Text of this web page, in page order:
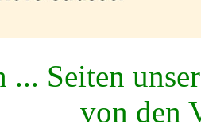
... Seiten
von den